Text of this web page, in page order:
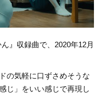
』収録曲で、2020年12月
の気軽に口ずさめそうな
じ」をいい感じで再現し